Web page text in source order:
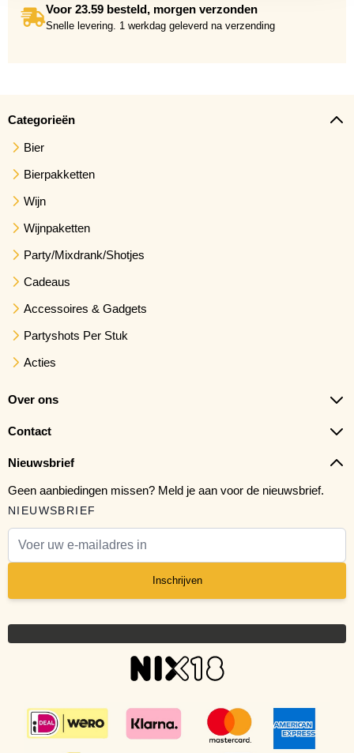
Voor 23.59 besteld, morgen verzonden
Snelle levering. 1 werkdag geleverd na verzending
Categorieën
Bier
Bierpakketten
Wijn
Wijnpaketten
Party/Mixdrank/Shotjes
Cadeaus
Accessoires & Gadgets
Partyshots Per Stuk
Acties
Over ons
Contact
Nieuwsbrief
Geen aanbiedingen missen? Meld je aan voor de nieuwsbrief.
NIEUWSBRIEF
Inschrijven